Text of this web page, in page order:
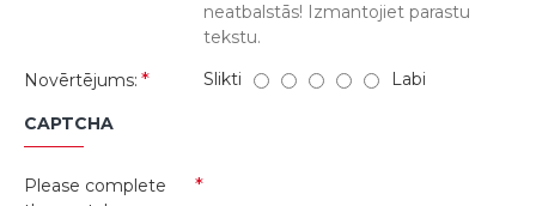
neatbalstās! Izmantojiet parastu
tekstu.
Novērtējums:
Slikti Labi
CAPTCHA
Please complete